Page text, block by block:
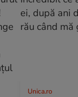
Unica.ro